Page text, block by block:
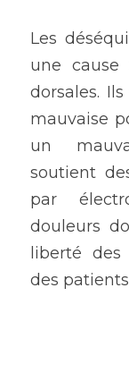
Les
une cause
dorsales.
mauvaise
un
soutient
par
douleurs
liberté
des